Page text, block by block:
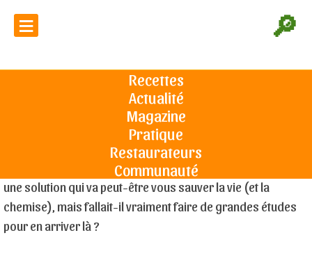
🔎
≡
Recettes
Actualité
Magazine
Pratique
Restaurateurs
Communauté
Les articles du club
La méthode scientifique pour tenir un
La méthode scientifique pour tenir
un burger
Des scientifiques japonais se sont penchés sur une
question cruciale : comment tenir correctement un
hamburger pour ne pas s'en mettre partout. Ils ont trouvé
une solution qui va peut-être vous sauver la vie (et la
chemise), mais fallait-il vraiment faire de grandes études
pour en arriver là ?